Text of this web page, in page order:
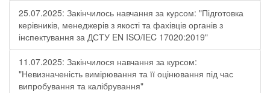
25.07.2025: Закінчилось навчання за курсом: "Підготовка
керівників, менеджерів з якості та фахівців органів з
інспектування за ДСТУ EN ISO/IEC 17020:2019"
11.07.2025: Закінчилося навчання за курсом:
"Невизначеність вимірювання та її оцінювання під час
випробування та калібрування"